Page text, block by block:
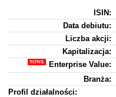
ISIN:
Data debiutu:
Liczba akcji:
Kapitalizacja:
Enterprise Value:
Branża:
Profil działalności: